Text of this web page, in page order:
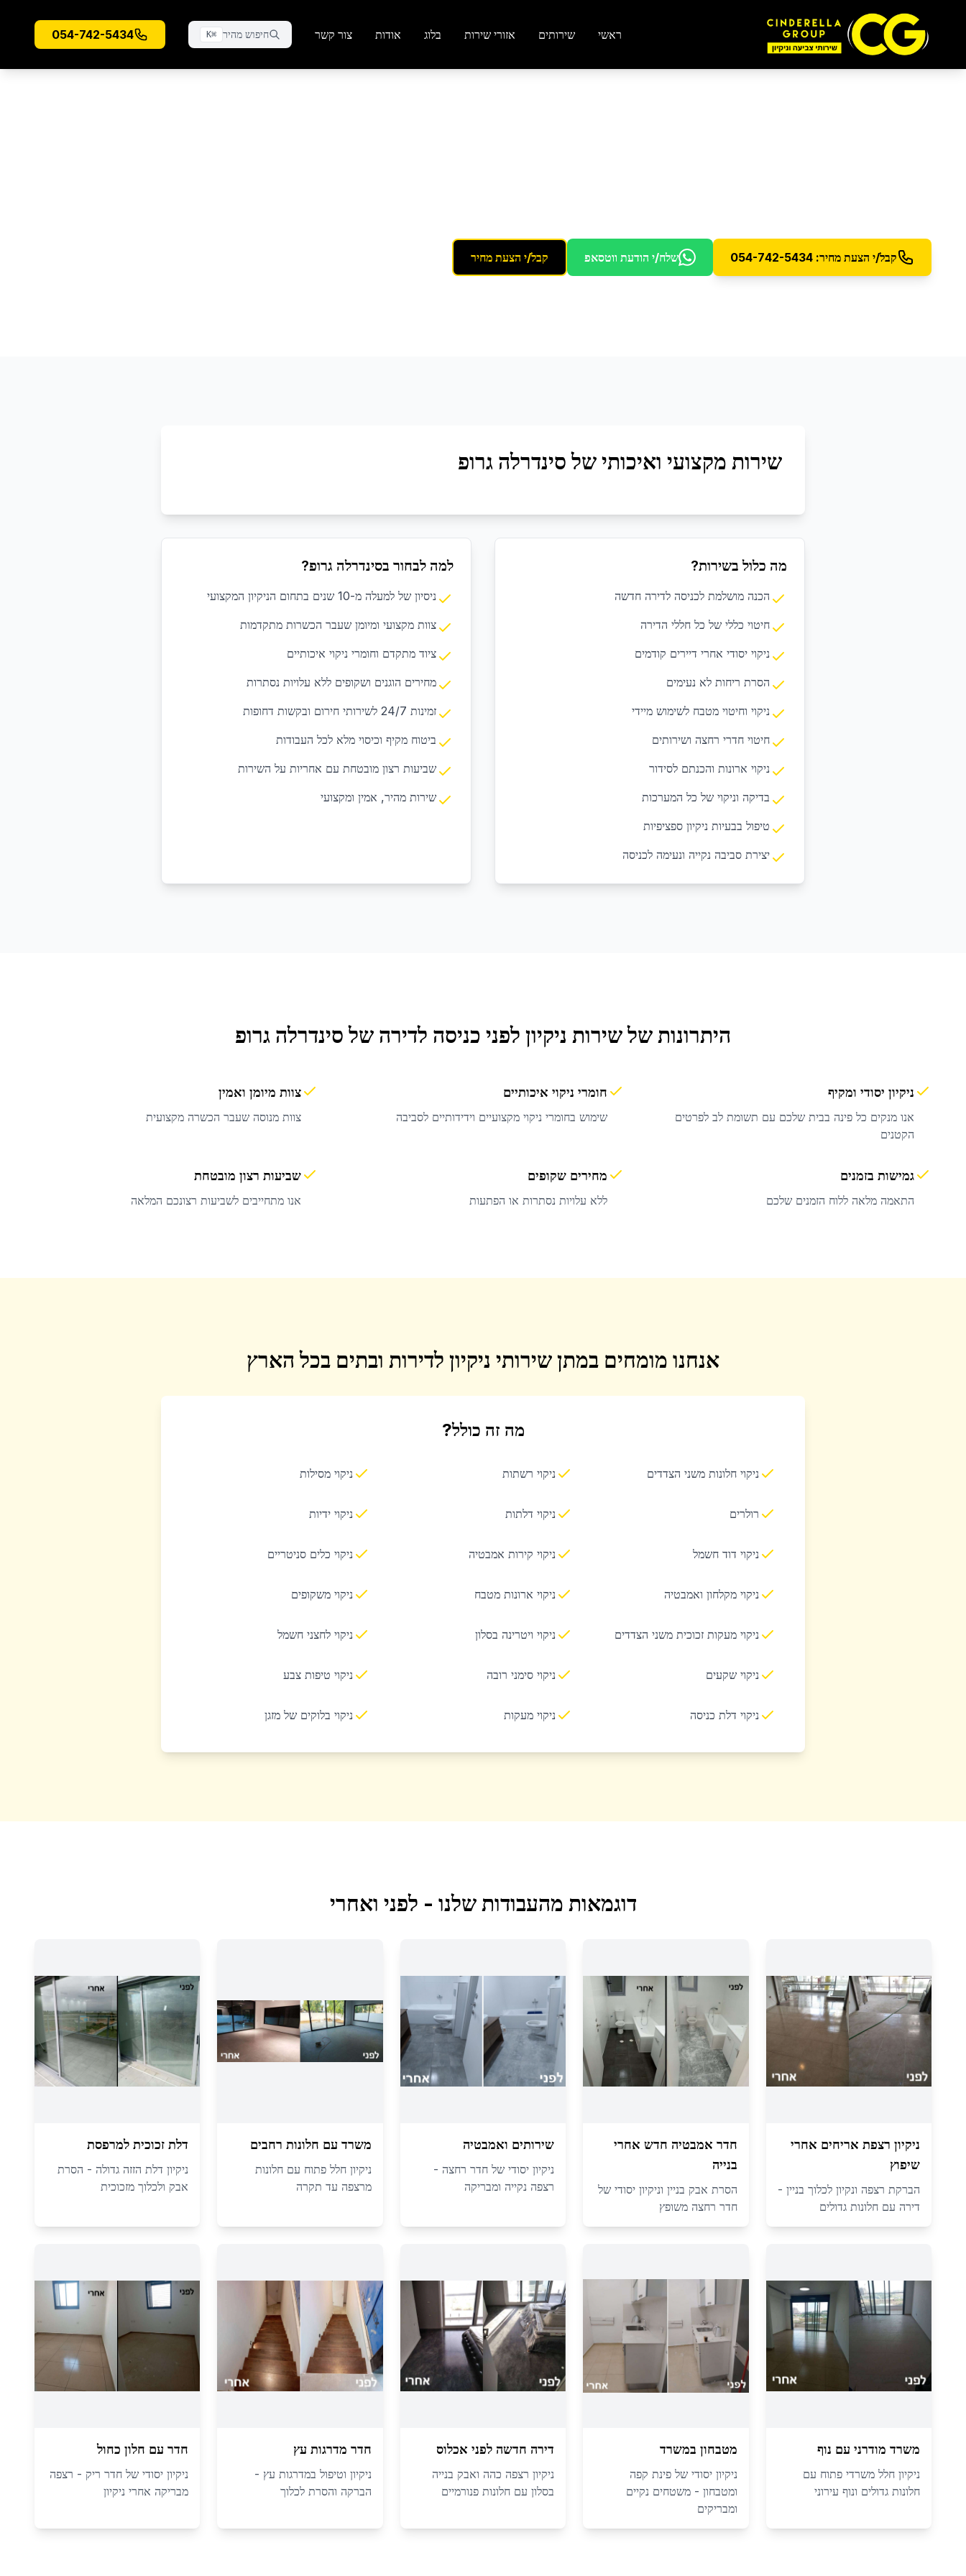
ראשי שירותים אזורי שירות בלוג אודות צור קשר חיפוש מהיר ⌘
K
054-742-5434
קבל/י הצעת מחיר: 054-742-5434 שלח/י הודעת ווטסאפ קבל/י הצעת מחיר
שירות מקצועי ואיכותי של סינדרלה גרופ
מה כלול בשירות?
הכנה מושלמת לכניסה לדירה חדשה
חיטוי כללי של כל חללי הדירה
ניקוי יסודי אחרי דיירים קודמים
הסרת ריחות לא נעימים
ניקוי וחיטוי מטבח לשימוש מיידי
חיטוי חדרי רחצה ושירותים
ניקוי ארונות והכנתם לסידור
בדיקה וניקוי של כל המערכות
טיפול בבעיות ניקיון ספציפיות
יצירת סביבה נקייה ונעימה לכניסה
למה לבחור בסינדרלה גרופ?
ניסיון של למעלה מ-10 שנים בתחום הניקיון המקצועי
צוות מקצועי ומיומן שעבר הכשרות מתקדמות
ציוד מתקדם וחומרי ניקוי איכותיים
מחירים הוגנים ושקופים ללא עלויות נסתרות
זמינות 24/7 לשירותי חירום ובקשות דחופות
ביטוח מקיף וכיסוי מלא לכל העבודות
שביעות רצון מובטחת עם אחריות על השירות
שירות מהיר, אמין ומקצועי
היתרונות של שירות ניקיון לפני כניסה לדירה של סינדרלה גרופ
ניקיון יסודי ומקיף
אנו מנקים כל פינה בבית שלכם עם תשומת לב לפרטים
הקטנים
חומרי ניקוי איכותיים
שימוש בחומרי ניקוי מקצועיים וידידותיים לסביבה
צוות מיומן ואמין
צוות מנוסה שעבר הכשרה מקצועית
גמישות בזמנים
התאמה מלאה ללוח הזמנים שלכם
מחירים שקופים
ללא עלויות נסתרות או הפתעות
שביעות רצון מובטחת
אנו מתחייבים לשביעות רצונכם המלאה
אנחנו מומחים במתן שירותי ניקיון לדירות ובתים בכל הארץ
מה זה כולל?
ניקוי חלונות משני הצדדים ניקוי רשתות ניקוי מסילות
רולרים ניקוי דלתות ניקוי ידיות
ניקוי דוד חשמל ניקוי קירות אמבטיה ניקוי כלים סניטריים
ניקוי מקלחון ואמבטיה ניקוי ארונות מטבח ניקוי משקופים
ניקוי מעקות זכוכית משני הצדדים ניקוי ויטרינה בסלון ניקוי לחצני חשמל
ניקוי שקעים ניקוי סימני רובה ניקוי טיפות צבע
ניקוי דלת כניסה ניקוי מעקות ניקוי בלוקים של מזגן
דוגמאות מהעבודות שלנו - לפני ואחרי
ניקיון רצפת אריחים אחרי
שיפוץ
הברקת רצפה ונקיון לכלוך בניין -
דירה עם חלונות גדולים
חדר אמבטיה חדש אחרי
בנייה
הסרת אבק בניין וניקיון יסודי של
חדר רחצה משופץ
שירותים ואמבטיה
ניקיון יסודי של חדר רחצה -
רצפה נקייה ומבריקה
משרד עם חלונות רחבים
ניקיון חלל פתוח עם חלונות
מרצפה עד תקרה
דלת זכוכית למרפסת
ניקיון דלת הזזה גדולה - הסרת
אבק ולכלוך מזכוכית
משרד מודרני עם נוף
ניקיון חלל משרדי פתוח עם
חלונות גדולים ונוף עירוני
מטבחון במשרד
ניקיון יסודי של פינת קפה
ומטבחון - משטחים נקיים
ומבריקים
דירה חדשה לפני אכלוס
ניקיון רצפה כהה ואבק בנייה
בסלון עם חלונות פנורמיים
חדר מדרגות עץ
ניקיון וטיפול במדרגות עץ -
הברקה והסרת לכלוך
חדר עם חלון כחול
ניקיון יסודי של חדר ריק - רצפה
מבריקה אחרי ניקיון